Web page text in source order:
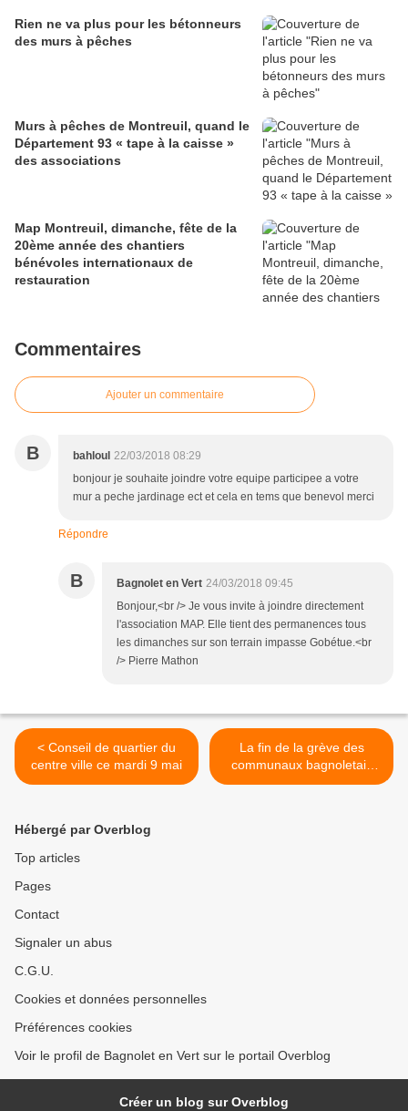
Rien ne va plus pour les bétonneurs
des murs à pêches
Murs à pêches de Montreuil, quand le
Département 93 « tape à la caisse »
des associations
Map Montreuil, dimanche, fête de la
20ème année des chantiers
bénévoles internationaux de
restauration
Commentaires
Ajouter un commentaire
B bahloul 22/03/2018 08:29
bonjour je souhaite joindre votre equipe participee a votre
mur a peche jardinage ect et cela en tems que benevol merci
Répondre
B Bagnolet en Vert 24/03/2018 09:45
Bonjour,<br /> Je vous invite à joindre directement
l'association MAP. Elle tient des permanences tous
les dimanches sur son terrain impasse Gobétue.<br
/> Pierre Mathon
< Conseil de quartier du
centre ville ce mardi 9 mai
La fin de la grève des
communaux bagnoletais
dans Le Parisien >
Hébergé par Overblog
Top articles
Pages
Contact
Signaler un abus
C.G.U.
Cookies et données personnelles
Préférences cookies
Voir le profil de Bagnolet en Vert sur le portail Overblog
Créer un blog sur Overblog